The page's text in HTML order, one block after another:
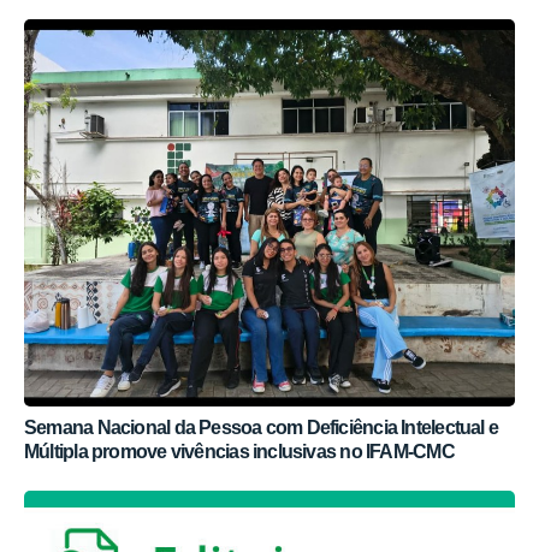
Semana Nacional da Pessoa com Deficiência Intelectual e
Múltipla promove vivências inclusivas no IFAM-CMC